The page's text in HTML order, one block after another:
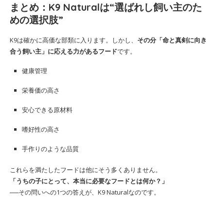
まとめ：K9 Naturalは“選ばれし飼い主のた
めの選択肢”
K9は確かに高価な部類に入ります。しかし、 その分「命と真剣に向き
合う飼い主」に応える力があるフードです。
健康管理
栄養価の高さ
安心できる原材料
嗜好性の高さ
手作りのような品質
これらを満たしたフードは他にそう多くありません。
「うちの子にとって、本当に必要なフードとは何か？」
──その問いへの1つの答えが、K9 Naturalなのです。